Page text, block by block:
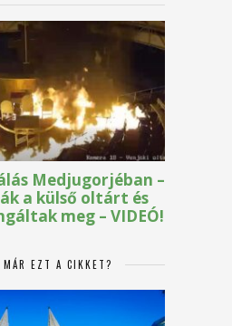
MÁR EZT A CIKKET?